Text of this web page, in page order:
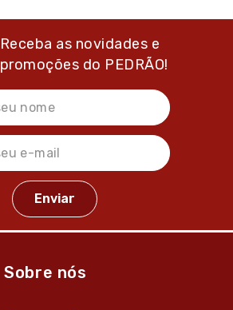
Receba as novidades e
promoções do PEDRÃO!
Sobre nós